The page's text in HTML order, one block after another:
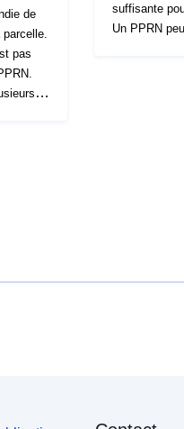
de
pas
suffisante
Un PPRN